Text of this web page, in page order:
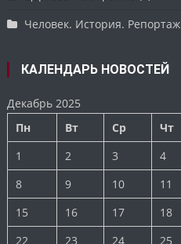
Человек. История. Репортаж
КАЛЕНДАРЬ НОВОСТЕЙ
Декабрь 2025
Пн
Вт Ср Чт
1
2 3 4
8
9 10 11
15
16 17 18
22
23 24 25